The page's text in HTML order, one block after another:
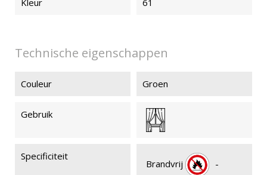
Technische eigenschappen
Couleur Groen
Gebruik
Specificiteit
Brandvrij -